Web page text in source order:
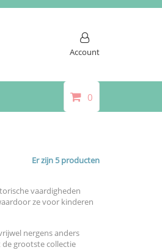
Account
0
Er zijn 5 producten
vaardigheden
ze voor kinderen
nergens anders
grootste collectie